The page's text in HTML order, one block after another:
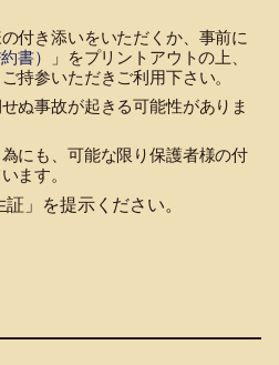
付き添いをいただくか、事前に
書）
」をプリントアウトの上、
持参いただきご利用下さい。
ぬ事故が起きる可能性がありま
にも、可能な限り保護者様の付
ます。
」を提示ください。